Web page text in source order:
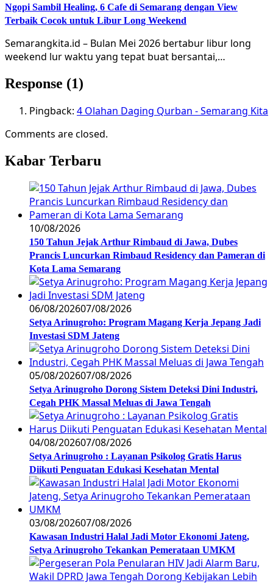
Ngopi Sambil Healing, 6 Cafe di Semarang dengan View
Terbaik Cocok untuk Libur Long Weekend
Semarangkita.id – Bulan Mei 2026 bertabur libur long
weekend lur waktu yang tepat buat bersantai,…
Response (1)
Pingback: 4 Olahan Daging Qurban - Semarang Kita
Comments are closed.
Kabar Terbaru
10/08/2026
150 Tahun Jejak Arthur Rimbaud di Jawa, Dubes
Prancis Luncurkan Rimbaud Residency dan Pameran di
Kota Lama Semarang
06/08/202607/08/2026
Setya Arinugroho: Program Magang Kerja Jepang Jadi
Investasi SDM Jateng
05/08/202607/08/2026
Setya Arinugroho Dorong Sistem Deteksi Dini Industri,
Cegah PHK Massal Meluas di Jawa Tengah
04/08/202607/08/2026
Setya Arinugroho : Layanan Psikolog Gratis Harus
Diikuti Penguatan Edukasi Kesehatan Mental
03/08/202607/08/2026
Kawasan Industri Halal Jadi Motor Ekonomi Jateng,
Setya Arinugroho Tekankan Pemerataan UMKM